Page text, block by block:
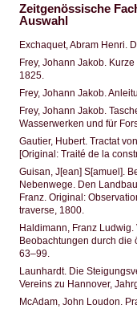
Zeitgenössische
Auswahl
Exchaquet, Abram Henri.
Frey, Johann Jakob.
1825.
Frey, Johann Jakob.
Frey, Johann Jakob.
Wasserwerken und für
Gautier, Hubert. Tractat
[Original: Traité de la
Guisan, J[ean] S[amuel].
Nebenwege. Den
Franz. Original:
traverse, 1800.
Haldimann, Franz
Beobachtungen durch die
63–99.
Launhardt. Die
Vereins zu Hannover,
McAdam, John Loudon.